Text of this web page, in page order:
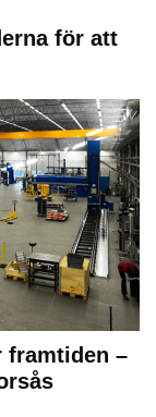
för att
framtiden –